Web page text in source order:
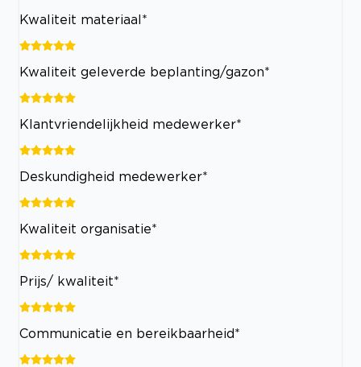
Kwaliteit materiaal*
Kwaliteit geleverde beplanting/gazon*
Klantvriendelijkheid medewerker*
Deskundigheid medewerker*
Kwaliteit organisatie*
Prijs/ kwaliteit*
Communicatie en bereikbaarheid*